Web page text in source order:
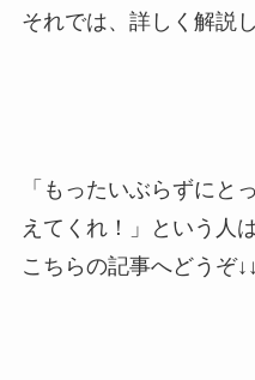
それでは、詳しく解説
「もったいぶらずにと
えてくれ！」という人
こちらの記事へどうぞ↓↓